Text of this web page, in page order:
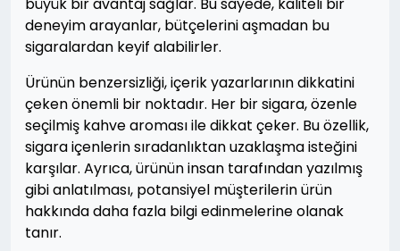
deneyim arayanlar, bütçelerini aşmadan bu
sigaralardan keyif alabilirler.
Ürünün benzersizliği, içerik yazarlarının dikkatini
çeken önemli bir noktadır. Her bir sigara, özenle
seçilmiş kahve aroması ile dikkat çeker. Bu özellik,
sigara içenlerin sıradanlıktan uzaklaşma isteğini
karşılar. Ayrıca, ürünün insan tarafından yazılmış
gibi anlatılması, potansiyel müşterilerin ürün
hakkında daha fazla bilgi edinmelerine olanak
tanır.